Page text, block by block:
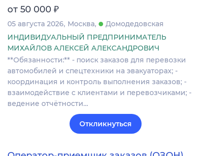
от 50 000 ₽
05 августа 2026 Москва
Домодедовская
ИНДИВИДУАЛЬНЫЙ ПРЕДПРИНИМАТЕЛЬ
МИХАЙЛОВ АЛЕКСЕЙ АЛЕКСАНДРОВИЧ
**Обязанности:** - поиск заказов для перевозки
автомобилей и спецтехники на эвакуаторах; -
координация и контроль выполнения заказов; -
взаимодействие с клиентами и перевозчиками; -
ведение отчётности…
Откликнуться